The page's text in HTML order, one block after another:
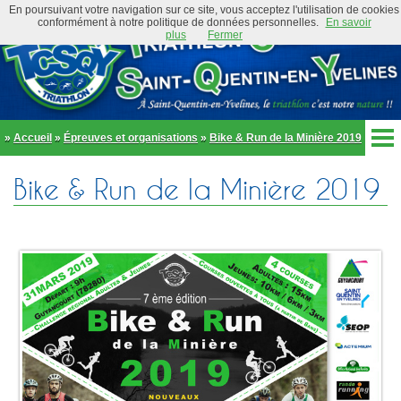
» Accueil » Épreuves et organisations » Bike & Run de la Minière 2019
Accueil Actualités
Organigramme
Règlement
École de triathlon
Trombinoscope
Partenaires
Tenues et équipements
Newsletter
Bike and Run 2026
Présentation
Inscriptions
Règlement
Parcours
Bike & Run de la Minière 2019
En poursuivant votre navigation sur ce site, vous acceptez l'utilisation de cookies
conformément à notre politique de données personnelles.
En savoir
plus
Fermer